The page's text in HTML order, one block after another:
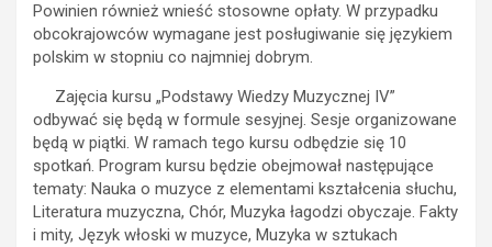
Powinien również wnieść stosowne opłaty. W przypadku
obcokrajowców wymagane jest posługiwanie się językiem
polskim w stopniu co najmniej dobrym.
Zajęcia kursu „Podstawy Wiedzy Muzycznej IV”
odbywać się będą w formule sesyjnej. Sesje organizowane
będą w piątki. W ramach tego kursu odbędzie się 10
spotkań. Program kursu będzie obejmował następujące
tematy: Nauka o muzyce z elementami kształcenia słuchu,
Literatura muzyczna, Chór, Muzyka łagodzi obyczaje. Fakty
i mity, Język włoski w muzyce, Muzyka w sztukach